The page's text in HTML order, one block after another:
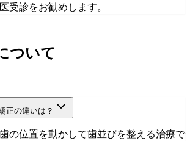
受診をお勧めします。
ついて
正の違いは？
の位置を動かして歯並びを整える治療で